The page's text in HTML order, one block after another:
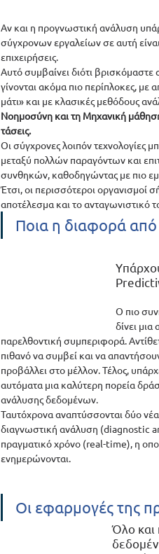
Αν και η προγνωστική ανάλυση
σύγχρονων εργαλείων σε αυτή
επιχειρήσεις.
Αυτό συμβαίνει διότι
γίνονται ακόμα πιο περίπλοκες,
μάτι» και με κλασικές μεθόδους
Νοημοσύνη και τη Μηχανική
τάσεις.
Οι σύγχρονες λοιπόν τεχνολογίες
μεταξύ πολλών παραγόντων και
συνθηκών, καθοδηγώντας με πιο
Έτσι, οι περισσότεροι οργανισμοί
αποτέλεσμα και το ανταγωνιστικό
Ποια η διαφορά
Ο πιο
δίνει
παρελθοντική συμπεριφορά.
πιθανό να συμβεί και να
προβάλλει στο μέλλον. Τέλος,
αυτόματα μια καλύτερη πορεία
ανάλυσης δεδομένων.
Ταυτόχρονα αναπτύσσονται δύο
διαγνωστική ανάλυση (diagnostic
πραγματικό χρόνο (real-time), η
ενημερώνονται.
Οι εφαρμογές της
Όλο και